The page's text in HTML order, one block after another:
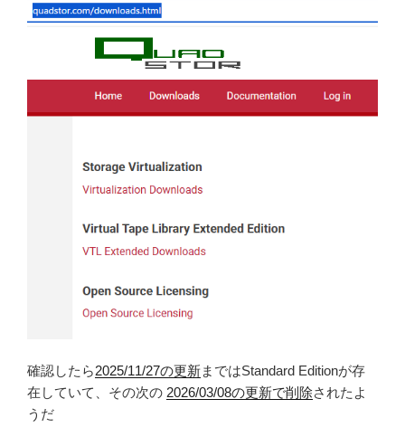
確認したら2025/11/27の更新まではStandard Editionが存
在していて、その次の 2026/03/08の更新で削除されたよ
うだ